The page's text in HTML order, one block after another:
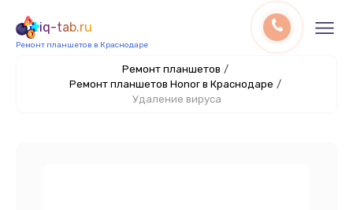
iq-tab.ru
Ремонт планшетов в Краснодаре
Ремонт планшетов /
Ремонт планшетов Honor в Краснодаре /
Удаление вируса